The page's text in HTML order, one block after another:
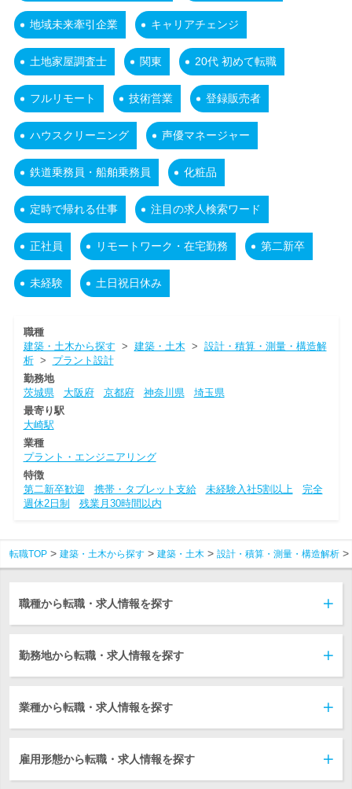
地域未来牽引企業 キャリアチェンジ
土地家屋調査士 関東 20代 初めて転職
フルリモート 技術営業 登録販売者
ハウスクリーニング 声優マネージャー
鉄道乗務員・船舶乗務員 化粧品
定時で帰れる仕事 注目の求人検索ワード
正社員 リモートワーク・在宅勤務 第二新卒
未経験 土日祝日休み
職種
建築・土木から探す > 建築・土木 > 設計・積算・測量・構造解
析> プラント設計
勤務地
茨城県
大阪府 京都府 神奈川県
埼玉県
最寄り駅
大崎駅
業種
プラント・エンジニアリング
特徴
第二新卒歓迎
携帯・タブレット支給 未経験入社5割以上
完全
週休2日制
残業月30時間以内
転職TOP 建築・土木から探す 建築・土木 設計・積算・測量・構造解析
職種から転職・求人情報を探す
勤務地から転職・求人情報を探す
業種から転職・求人情報を探す
雇用形態から転職・求人情報を探す